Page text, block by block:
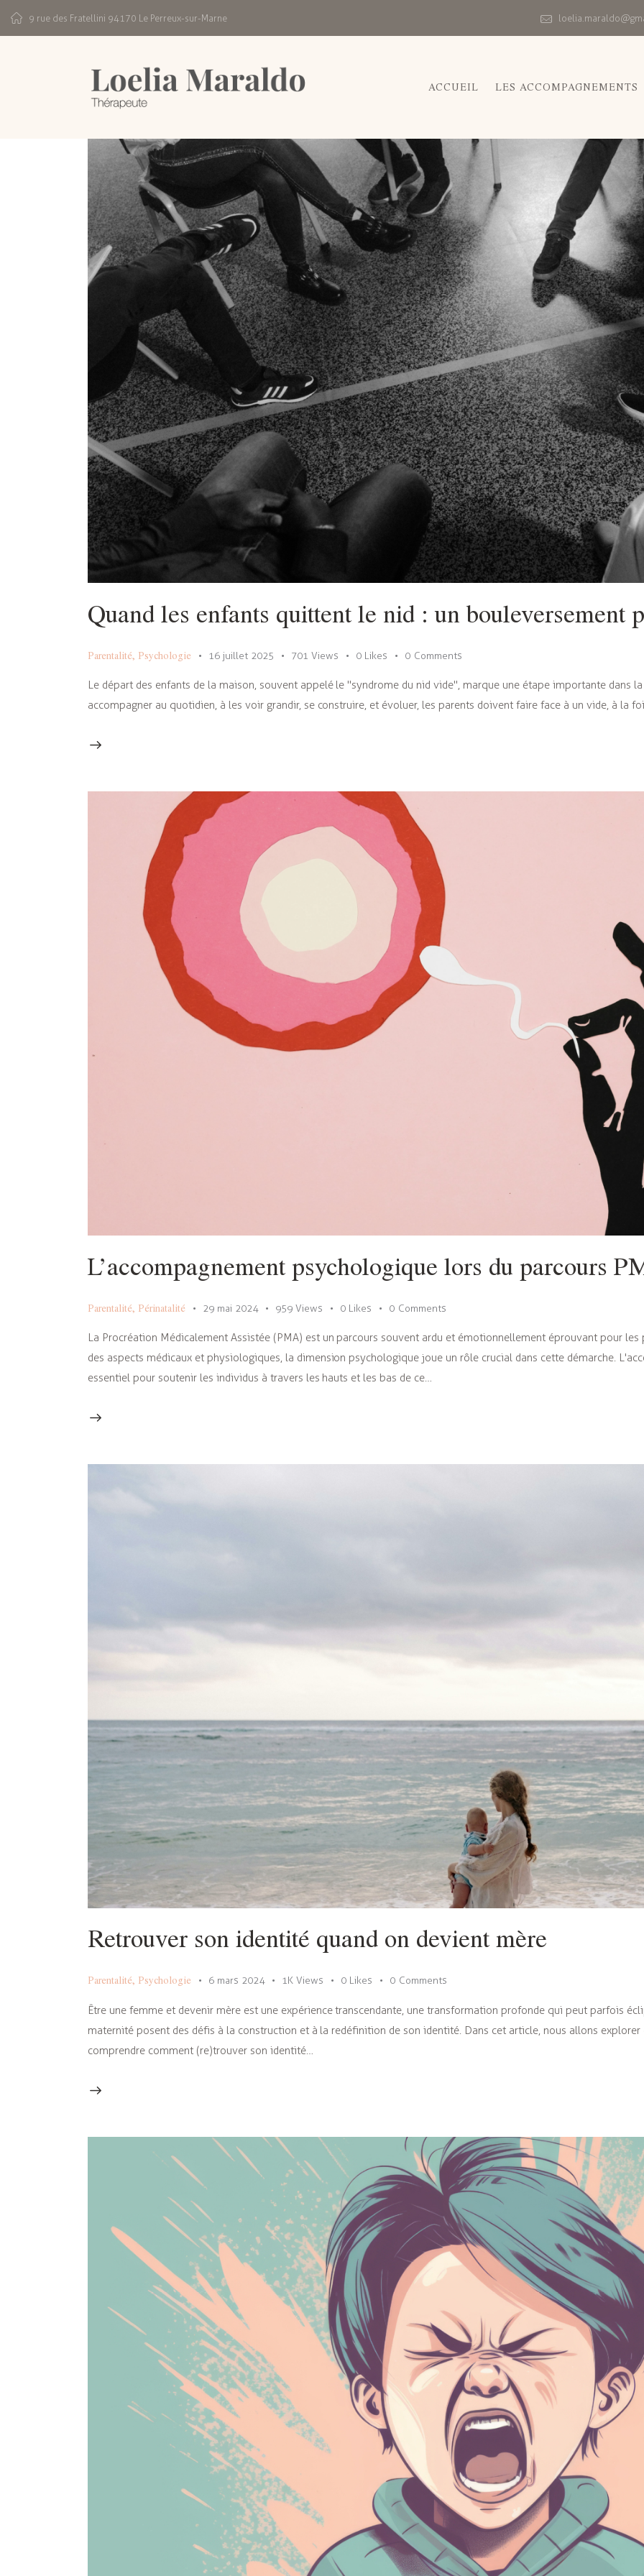
9 rue des Fratellini 94170 Le Perreux-sur-Marne
ACCUEIL LES ACCOMPAGNEMENTS
Quand les enfants quittent le nid : un bouleversement
Parentalité, Psychologie 16 juillet 2025 701 Views 0 Likes 0 Comments
Le départ des enfants de la maison, souvent appelé le "syndrome du nid vide", marque une étape importante dans
accompagner au quotidien, à les voir grandir, se construire, et évoluer, les parents doivent faire face à un vide, à la
L’accompagnement psychologique lors du parcours
Parentalité, Périnatalité 29 mai 2024 959 Views 0 Likes 0 Comments
La Procréation Médicalement Assistée (PMA) est un parcours souvent ardu et émotionnellement éprouvant pour les
des aspects médicaux et physiologiques, la dimension psychologique joue un rôle crucial dans cette démarche.
essentiel pour soutenir les individus à travers les hauts et les bas de ce…
Retrouver son identité quand on devient mère
Parentalité, Psychologie 6 mars 2024 1K Views 0 Likes 0 Comments
Être une femme et devenir mère est une expérience transcendante, une transformation profonde qui peut parfois
maternité posent des défis à la construction et à la redéfinition de son identité. Dans cet article, nous allons explorer
comprendre comment (re)trouver son identité…